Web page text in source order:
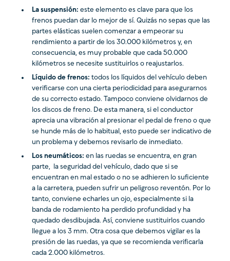
La suspensión: este elemento es clave para que los
frenos puedan dar lo mejor de sí. Quizás no sepas que las
partes elásticas suelen comenzar a empeorar su
rendimiento a partir de los 30.000 kilómetros y, en
consecuencia, es muy probable que cada 50.000
kilómetros se necesite sustituirlos o reajustarlos.
Líquido de frenos: todos los líquidos del vehículo deben
verificarse con una cierta periodicidad para asegurarnos
de su correcto estado. Tampoco conviene olvidarnos de
los discos de freno. De esta manera, si el conductor
aprecia una vibración al presionar el pedal de freno o que
se hunde más de lo habitual, esto puede ser indicativo de
un problema y debemos revisarlo de inmediato.
Los neumáticos: en las ruedas se encuentra, en gran
parte, la seguridad del vehículo, dado que si se
encuentran en mal estado o no se adhieren lo suficiente
a la carretera, pueden sufrir un peligroso reventón. Por lo
tanto, conviene echarles un ojo, especialmente si la
banda de rodamiento ha perdido profundidad y ha
quedado desdibujada. Así, conviene sustituirlos cuando
llegue a los 3 mm. Otra cosa que debemos vigilar es la
presión de las ruedas, ya que se recomienda verificarla
cada 2.000 kilómetros.